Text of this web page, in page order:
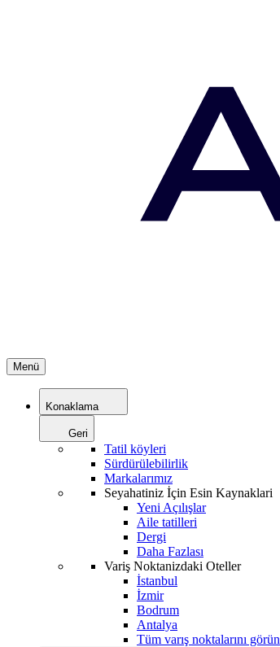
Menü
Konaklama
Geri
Tatil köyleri
Sürdürülebilirlik
Markalarımız
Seyahatiniz İçin Esin Kaynaklari
Yeni Açılışlar
Aile tatilleri
Dergi
Daha Fazlası
Variş Noktanizdaki Oteller
İstanbul
İzmir
Bodrum
Antalya
Tüm varış noktalarını görün